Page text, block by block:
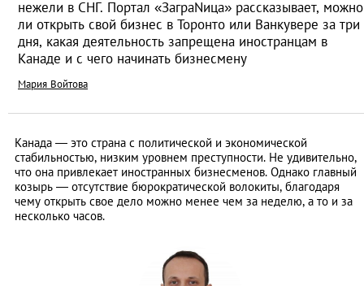
нежели в СНГ. Портал «ЗаграNица» рассказывает, можно
ли открыть свой бизнес в Торонто или Ванкувере за три
дня, какая деятельность запрещена иностранцам в
Канаде и с чего начинать бизнесмену
Мария Войтова
Канада ― это страна с политической и экономической
стабильностью, низким уровнем преступности. Не удивительно,
что она привлекает иностранных бизнесменов. Однако главный
козырь ― отсутствие бюрократической волокиты, благодаря
чему открыть свое дело можно менее чем за неделю, а то и за
несколько часов.